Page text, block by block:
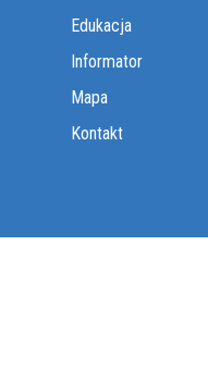
Edukacja
Informator
Mapa
Kontakt